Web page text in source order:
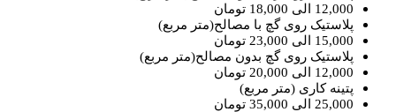
12,000 الی 18,000 تومان
پلاستیک روی گچ با مصالح(متر مربع)
15,000 الی 23,000 تومان
پلاستیک روی گچ بدون مصالح(متر مربع)
12,000 الی 20,000 تومان
پتینه کاری (متر مربع)
25,000 الی 35,000 تومان